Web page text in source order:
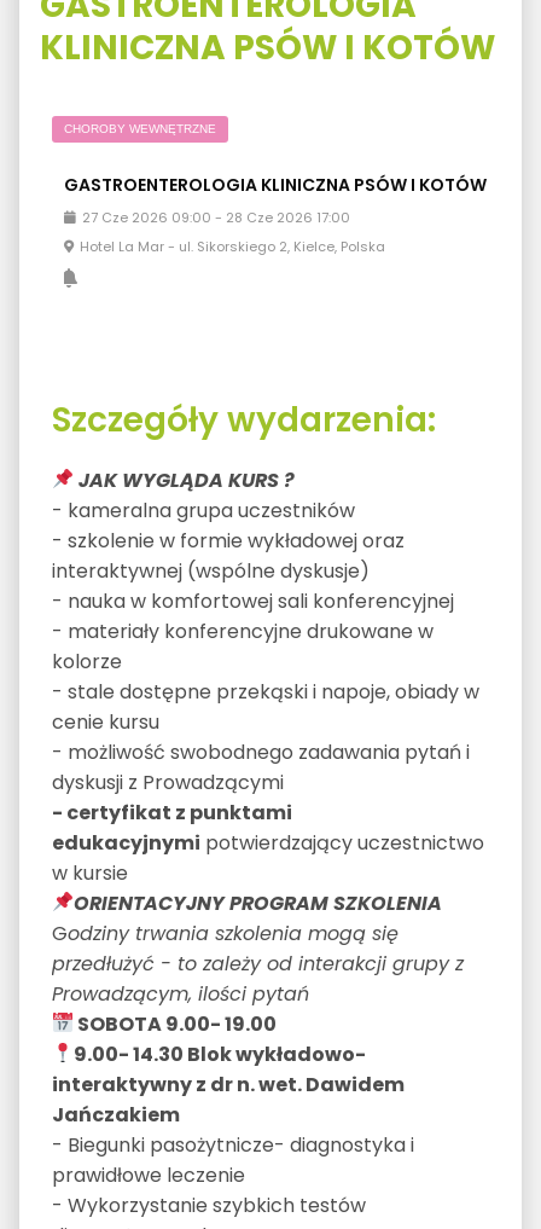
KLINICZNA PSÓW I KOTÓW
CHOROBY WEWNĘTRZNE
GASTROENTEROLOGIA KLINICZNA PSÓW I KOTÓW
27 Cze 2026 09:00 - 28 Cze 2026 17:00
Hotel La Mar - ul. Sikorskiego 2, Kielce, Polska
Szczegóły wydarzenia:
JAK WYGLĄDA KURS ?
- kameralna grupa uczestników
- szkolenie w formie wykładowej oraz
interaktywnej (wspólne dyskusje)
- nauka w komfortowej sali konferencyjnej
- materiały konferencyjne drukowane w
kolorze
- stale dostępne przekąski i napoje, obiady w
cenie kursu
- możliwość swobodnego zadawania pytań i
dyskusji z Prowadzącymi
- certyfikat z punktami
edukacyjnymi potwierdzający uczestnictwo
w kursie
ORIENTACYJNY PROGRAM SZKOLENIA
Godziny trwania szkolenia mogą się
przedłużyć - to zależy od interakcji grupy z
Prowadzącym, ilości pytań
SOBOTA 9.00- 19.00
9.00- 14.30 Blok wykładowo-
interaktywny z dr n. wet. Dawidem
Jańczakiem
- Biegunki pasożytnicze- diagnostyka i
prawidłowe leczenie
- Wykorzystanie szybkich testów